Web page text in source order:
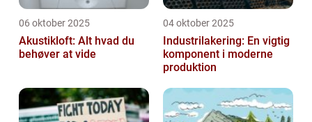
06 oktober 2025
Akustikloft: Alt hvad du
behøver at vide
04 oktober 2025
Industrilakering: En vigtig
komponent i moderne
produktion